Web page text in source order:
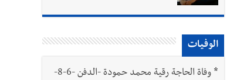
شُيّعوا في ‫غزة‬ بعد أن بقوا تحت الأنقاض منذ عام 2023: أيُعقل أن يبقى الشعب الفلسطيني يعيش كل هذا الألم؟ وإلى متى
الوفيات
*
وفاة الحاجة رقية محمد حمودة -الدفن -6-8-